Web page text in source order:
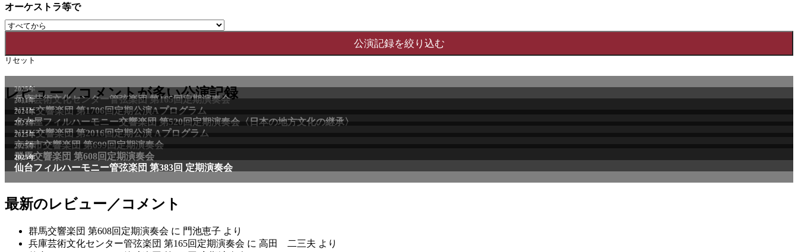
オーケストラ等で
リセット
レビュー／コメントが多い公演記録
最新のレビュー／コメント
群馬交響楽団 第608回定期演奏会 に 門池恵子 より
兵庫芸術文化センター管弦楽団 第165回定期演奏会 に 高田 二三夫 より